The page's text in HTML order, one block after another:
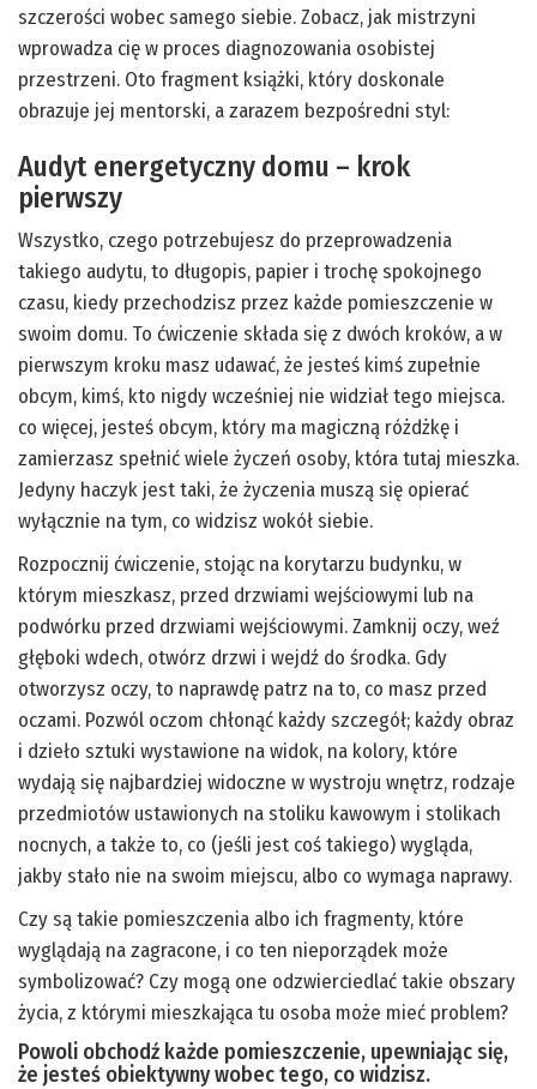
szczerości wobec samego siebie. Zobacz, jak mistrzyni
wprowadza cię w proces diagnozowania osobistej
przestrzeni. Oto fragment książki, który doskonale
obrazuje jej mentorski, a zarazem bezpośredni styl:
Audyt energetyczny domu – krok
pierwszy
Wszystko, czego potrzebujesz do przeprowadzenia
takiego audytu, to długopis, papier i trochę spokojnego
czasu, kiedy przechodzisz przez każde pomieszczenie w
swoim domu. To ćwiczenie składa się z dwóch kroków, a w
pierwszym kroku masz udawać, że jesteś kimś zupełnie
obcym, kimś, kto nigdy wcześniej nie widział tego miejsca.
co więcej, jesteś obcym, który ma magiczną różdżkę i
zamierzasz spełnić wiele życzeń osoby, która tutaj mieszka.
Jedyny haczyk jest taki, że życzenia muszą się opierać
wyłącznie na tym, co widzisz wokół siebie.
Rozpocznij ćwiczenie, stojąc na korytarzu budynku, w
którym mieszkasz, przed drzwiami wejściowymi lub na
podwórku przed drzwiami wejściowymi. Zamknij oczy, weź
głęboki wdech, otwórz drzwi i wejdź do środka. Gdy
otworzysz oczy, to naprawdę patrz na to, co masz przed
oczami. Pozwól oczom chłonąć każdy szczegół; każdy obraz
i dzieło sztuki wystawione na widok, na kolory, które
wydają się najbardziej widoczne w wystroju wnętrz, rodzaje
przedmiotów ustawionych na stoliku kawowym i stolikach
nocnych, a także to, co (jeśli jest coś takiego) wygląda,
jakby stało nie na swoim miejscu, albo co wymaga naprawy.
Czy są takie pomieszczenia albo ich fragmenty, które
wyglądają na zagracone, i co ten nieporządek może
symbolizować? Czy mogą one odzwierciedlać takie obszary
życia, z którymi mieszkająca tu osoba może mieć problem?
Powoli obchodź każde pomieszczenie, upewniając się,
że jesteś obiektywny wobec tego, co widzisz.